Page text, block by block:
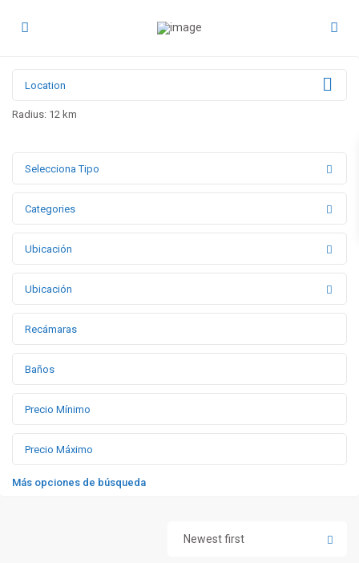
Radius: 12 km
Selecciona Tipo
Categories
Ubicación
Ubicación
Más opciones de búsqueda
Newest first